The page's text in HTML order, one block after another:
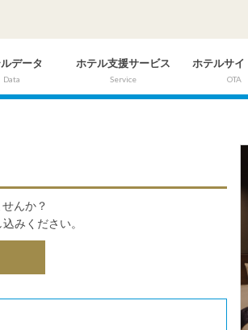
データ
Data
ホテル支援サービス
Service
ホテルサイ
OTA
んか？
みください。